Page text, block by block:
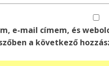
e-mail címem, és
a következő